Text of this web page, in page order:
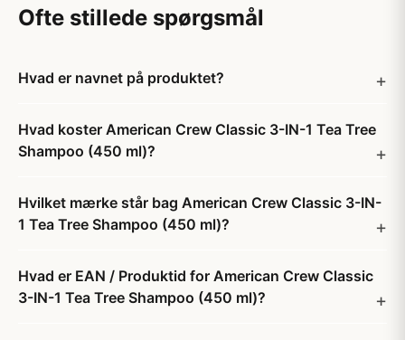
Ofte stillede spørgsmål
Hvad er navnet på produktet?
Hvad koster American Crew Classic 3-IN-1 Tea Tree
Shampoo (450 ml)?
Hvilket mærke står bag American Crew Classic 3-IN-
1 Tea Tree Shampoo (450 ml)?
Hvad er EAN / Produktid for American Crew Classic
3-IN-1 Tea Tree Shampoo (450 ml)?